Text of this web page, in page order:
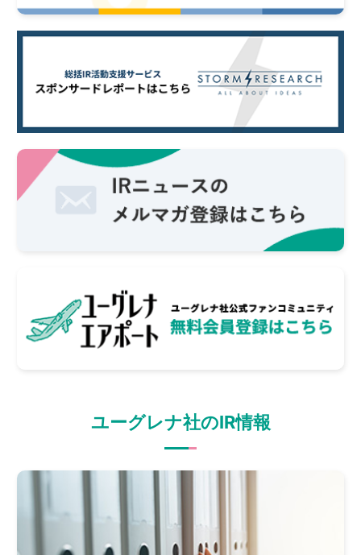
ユーグレナ社のIR情報